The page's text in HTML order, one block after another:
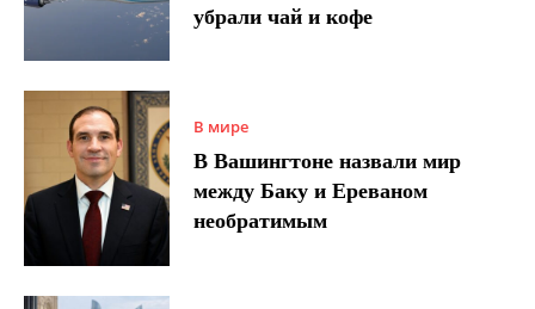
убрали чай и кофе
В мире
В Вашингтоне назвали мир
между Баку и Ереваном
необратимым